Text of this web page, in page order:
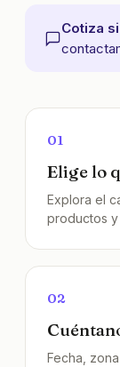
Cotiza
01
Elige lo
Explora el
productos
02
Fecha,